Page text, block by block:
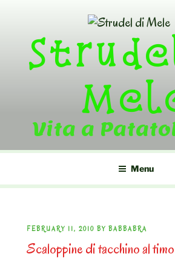
content
Vita a
Menu
POSTED
ON
FEBRUARY 11, 2010 BY BABBABRA
Scaloppine di tacchino al timo